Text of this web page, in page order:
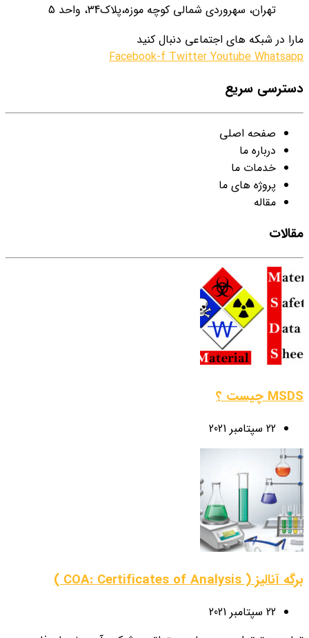
تهران، سهروردی شمالی کوچه موزه،پلاک34، واحد 5
مارا در شبکه های اجتماعی دنبال کنید
Facebook-f Twitter Youtube Whatsapp
دسترسی سریع
صفحه اصلی
درباره ما
خدمات ما
پروژه های ما
مقاله
مقالات
MSDS چیست ؟
22 سپتامبر 2021
برگه آنالیز ( COA: Certificates of Analysis )
22 سپتامبر 2021